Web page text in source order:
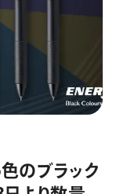
のブラック